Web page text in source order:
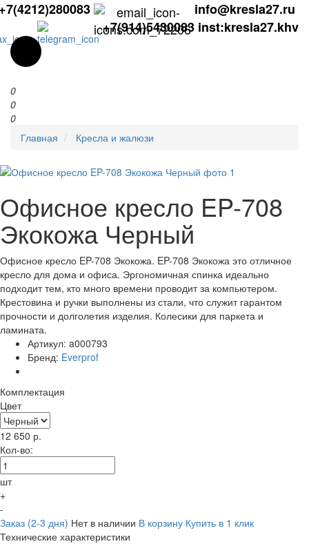
info@kresla27.ru
+7(914)5430083 inst:kresla27.khv
0
0
0
Главная
Кресла и жалюзи
Офисное кресло EP-708
Экокожа Черный
Офисное кресло EP-708 Экокожа. EP-708 Экокожа это отличное
кресло для дома и офиса. Эргономичная спинка идеально
подходит тем, кто много времени проводит за компьютером.
Крестовина и ручки выполнены из стали, что служит гарантом
прочности и долголетия изделия. Колесики для паркета и
ламината.
Артикул: a000793
Бренд: Everprof
Комплектация
Цвет
12 650 р.
Кол-во:
шт
+
-
Заказ (2-3 дня) Нет в наличии В корзину Купить в 1 клик
Технические характеристики